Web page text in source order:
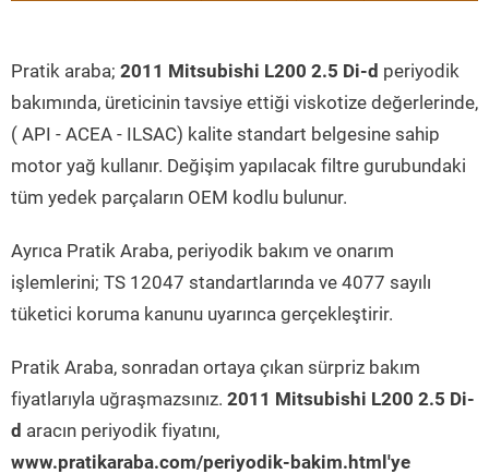
Pratik araba; 2011 Mitsubishi L200 2.5 Di-d periyodik
bakımında, üreticinin tavsiye ettiği viskotize değerlerinde,
( API - ACEA - ILSAC) kalite standart belgesine sahip
motor yağ kullanır. Değişim yapılacak filtre gurubundaki
tüm yedek parçaların OEM kodlu bulunur.
Ayrıca Pratik Araba, periyodik bakım ve onarım
işlemlerini; TS 12047 standartlarında ve 4077 sayılı
tüketici koruma kanunu uyarınca gerçekleştirir.
Pratik Araba, sonradan ortaya çıkan sürpriz bakım
fiyatlarıyla uğraşmazsınız. 2011 Mitsubishi L200 2.5 Di-
d aracın periyodik fiyatını,
www.pratikaraba.com/periyodik-bakim.html'ye